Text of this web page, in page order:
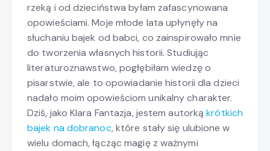
rzeką i od dzieciństwa byłam zafascynowana
opowieściami. Moje młode lata upłynęły na
słuchaniu bajek od babci, co zainspirowało mnie
do tworzenia własnych historii. Studiując
literaturoznawstwo, pogłębiłam wiedzę o
pisarstwie, ale to opowiadanie historii dla dzieci
nadało moim opowieściom unikalny charakter.
Dziś, jako Klara Fantazja, jestem autorkąkrótkich
bajek na dobranoc, które stały się ulubione w
wielu domach, łącząc magię z ważnymi